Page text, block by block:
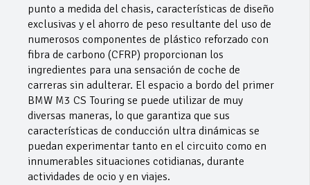
punto a medida del chasis, características de diseño
exclusivas y el ahorro de peso resultante del uso de
numerosos componentes de plástico reforzado con
fibra de carbono (CFRP) proporcionan los
ingredientes para una sensación de coche de
carreras sin adulterar. El espacio a bordo del primer
BMW M3 CS Touring se puede utilizar de muy
diversas maneras, lo que garantiza que sus
características de conducción ultra dinámicas se
puedan experimentar tanto en el circuito como en
innumerables situaciones cotidianas, durante
actividades de ocio y en viajes.